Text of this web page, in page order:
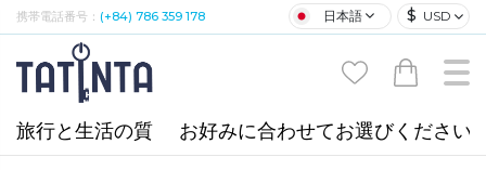
携帯電話番号： (+84) 786 359 178 日本語 $ USD
旅行と生活の質 お好みに合わせてお選びください